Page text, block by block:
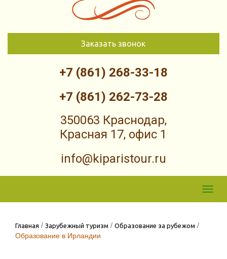
Заказать звонок
+7 (861) 268-33-18
+7 (861) 262-73-28
350063 Краснодар,
Красная 17, офис 1
info@kiparistour.ru
Skip to
Главная / Зарубежный туризм / Образование за рубежом /
Образование в Ирландии